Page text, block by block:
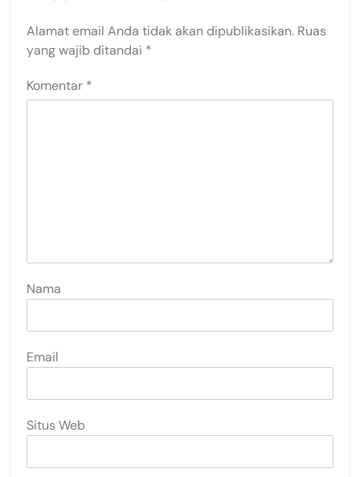
Alamat email Anda tidak akan dipublikasikan. Ruas
yang wajib ditandai *
Komentar *
Nama
Email
Situs Web